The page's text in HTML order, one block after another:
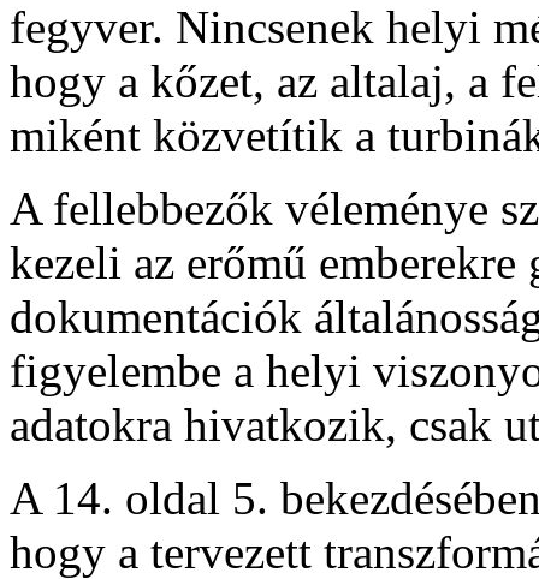
fegyver. Nincsenek helyi
hogy a kőzet, az altalaj, a
miként közvetítik a
A fellebbezők véleménye
kezeli az erőmű emberekre
dokumentációk
figyelembe a helyi
adatokra hivatkozik, csak
A 14. oldal 5.
hogy a tervezett